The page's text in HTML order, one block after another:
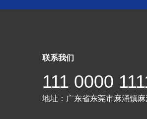
联系我们
111 0000
地址： 广东省东莞市麻涌镇